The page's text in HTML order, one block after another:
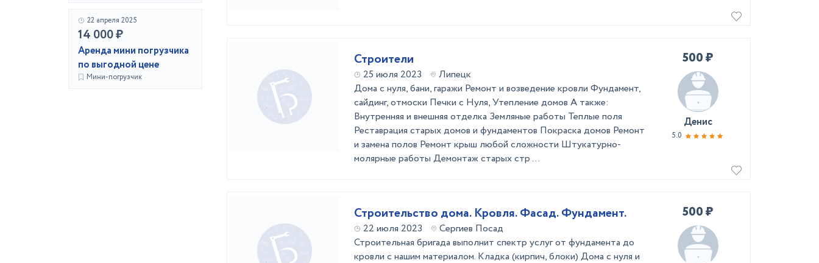
22 апреля 2025
14 000 ₽
Аренда мини погрузчика
по выгодной цене
Мини-погрузчик
Строители
25 июля 2023
Липецк
Дома с нуля, бани, гаражи Ремонт и возведение кровли Фундамент,
сайдинг, отмоски Печки с Нуля, Утепление домов А также:
Внутренняя и внешняя отделка Земляные работы Теплые поля
Реставрация старых домов и фундаментов Покраска домов Ремонт
и замена полов Ремонт крыш любой сложности Штукатурно-
молярные работы Демонтаж старых стр ...
500 ₽
Денис
5.0
Строительство дома. Кровля. Фасад. Фундамент.
22 июля 2023
Сергиев Посад
Строительная бригада выполнит спектр услуг от фундамента до
кровли с нашим материалом. Кладка (кирпич, блоки) Дома с нуля и
500 ₽